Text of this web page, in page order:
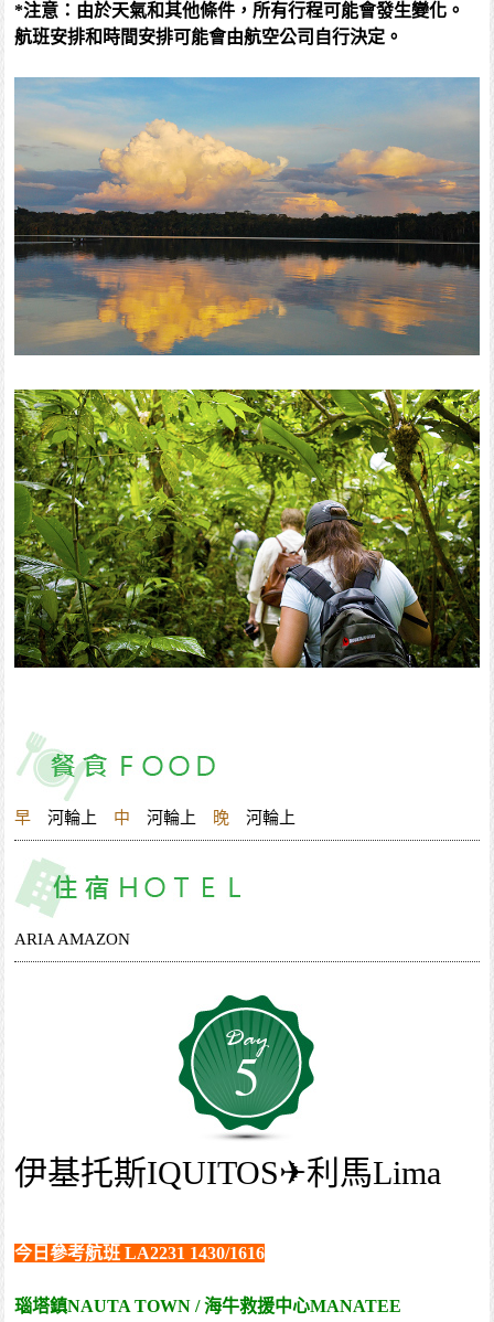
*注意：由於天氣和其他條件，所有行程可能會發生變化。
航班安排和時間安排可能會由航空公司自行決定。
早 河輪上 中 河輪上 晚 河輪上
ARIA AMAZON
5
伊基托斯IQUITOS✈利馬Lima
今日參考航班 LA2231 1430/1616
瑙塔鎮NAUTA TOWN / 海牛救援中心MANATEE